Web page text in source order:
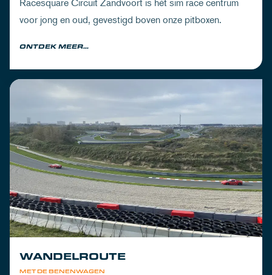
voor jong en oud, gevestigd boven onze pitboxen.
ONTDEK MEER...
MET DE BENENWAGEN
WANDELROUTE